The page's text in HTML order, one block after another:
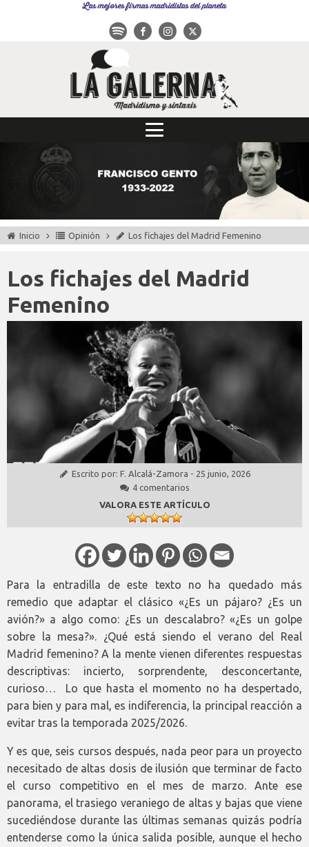
Las mejores firmas madridistas del planeta
Inicio Opinión Los fichajes del Madrid Femenino
Los fichajes del Madrid
Femenino
Escrito por: F. Alcalá-Zamora - 25 junio, 2026
4 comentarios
VALORA ESTE ARTÍCULO
Para la entradilla de este texto no ha quedado más
remedio que adaptar el clásico «¿Es un pájaro? ¿Es un
avión?» a algo como: ¿Es un descalabro? «¿Es un golpe
sobre la mesa?». ¿Qué está siendo el verano del Real
Madrid femenino? A la mente vienen diferentes respuestas
descriptivas: incierto, sorprendente, desconcertante,
curioso… Lo que hasta el momento no ha despertado,
para bien y para mal, es indiferencia, la principal reacción a
evitar tras la temporada 2025/2026.
Y es que, seis cursos después, nada peor para un proyecto
necesitado de altas dosis de ilusión que terminar de facto
el curso competitivo en el mes de marzo. Ante ese
panorama, el trasiego veraniego de altas y bajas que viene
sucediéndose durante las últimas semanas quizás podría
entenderse como la única salida posible, aunque el hecho